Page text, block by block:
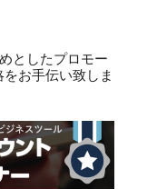
としたプロモー
お手伝い致しま